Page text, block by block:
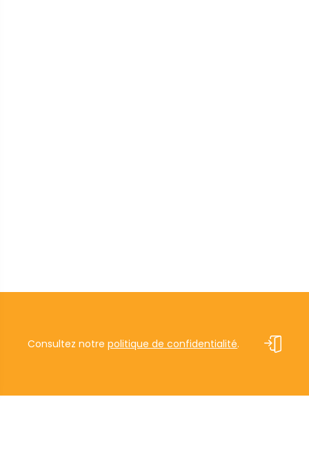
Consultez notrepolitique de confidentialité.